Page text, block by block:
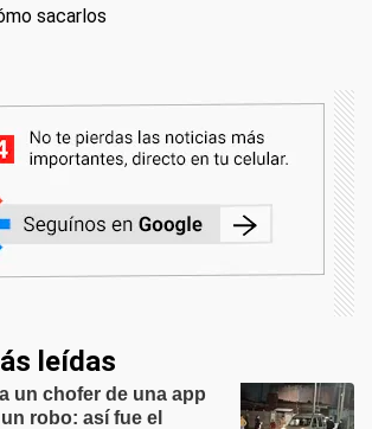
sacarlos
leídas
un chofer de una app
robo: así fue el